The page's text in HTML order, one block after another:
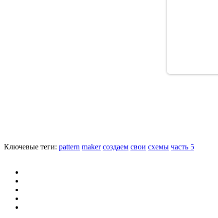
Ключевые теги: pattern maker создаем свои схемы часть 5